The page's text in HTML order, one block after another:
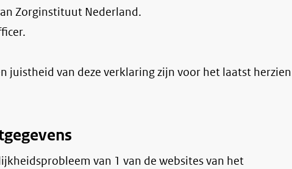
Zorginstituut Nederland.
.
juistheid van deze verklaring zijn voor het laatst herzien
van 1 van de websites van het